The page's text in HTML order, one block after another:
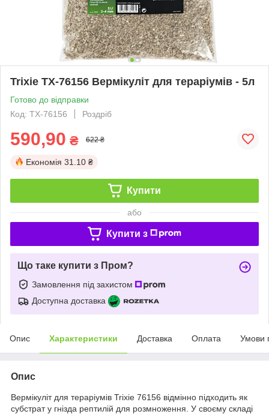
Trixie TX-76156 Вермікуліт для тераріумів - 5л
Готово до відправки
Код: TX-76156
Роздріб
590,90 ₴ 622 ₴
Економія 31.10 ₴
Купити
або
Купити з
Що таке купити з Пром?
Замовлення під захистом
Доступна доставка
Опис Характеристики Доставка Оплата Умови
Опис
Вермікуліт для тераріумів Trixie 76156 відмінно підходить як
субстрат у гнізда рептилій для розмноження. У своєму складі